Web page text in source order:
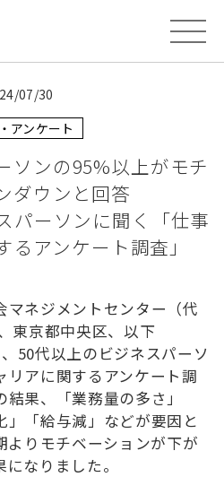
07/30
アンケート
ソンの95%以上がモチ
ダウンと回答
パーソンに聞く「仕事
アンケート調査」
ネジメントセンター（代
東京都中央区、以下
50代以上のビジネスパーソ
リアに関するアンケート調
果、「業務量の多さ」
」「給与減」などが要因と
よりモチベーションが下が
なりました。